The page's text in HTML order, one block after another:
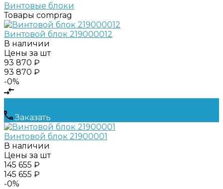
Винтовые блоки
Товары comprag
Винтовой блок 219000012
В наличии
Цены за шт
93 870 ₽
93 870 ₽
-0%
Заказать
Винтовой блок 21900001
В наличии
Цены за шт
145 655 ₽
145 655 ₽
-0%